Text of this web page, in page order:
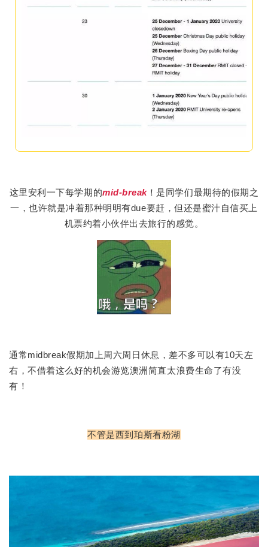
这里安利一下每学期的mid-break！是同学们最期待的假期之
一，也许就是冲着那种明明有due要赶，但还是蜜汁自信买上
机票约着小伙伴出去旅行的感觉。
通常midbreak假期加上周六周日休息，差不多可以有10天左
右，不借着这么好的机会游览澳洲简直太浪费生命了有没
有！
不管是西到珀斯看粉湖